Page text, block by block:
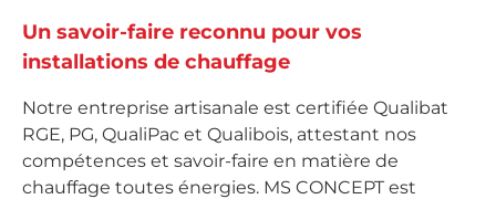
Un savoir-faire reconnu pour vos
installations de chauffage
Notre entreprise artisanale est certifiée Qualibat
RGE, PG, QualiPac et Qualibois, attestant nos
compétences et savoir-faire en matière de
chauffage toutes énergies. MS CONCEPT est